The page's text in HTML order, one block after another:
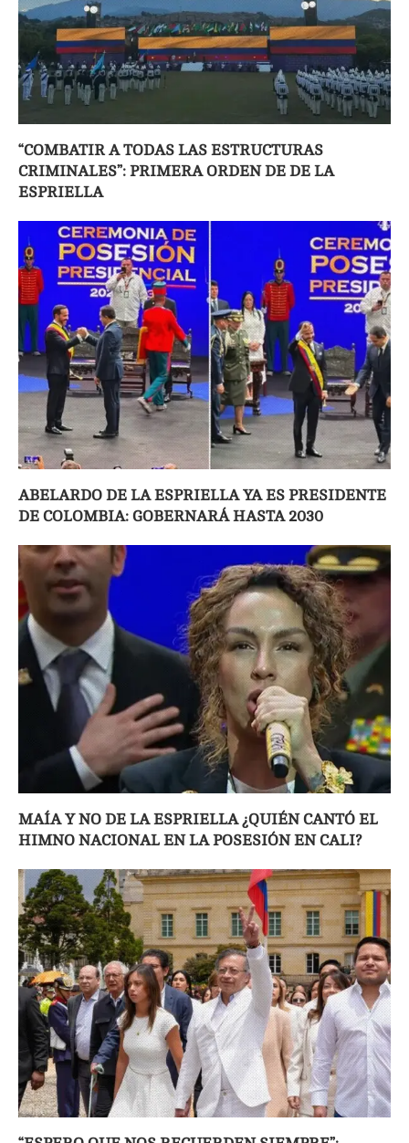
“COMBATIR A TODAS LAS ESTRUCTURAS
CRIMINALES”: PRIMERA ORDEN DE DE LA
ESPRIELLA
ABELARDO DE LA ESPRIELLA YA ES PRESIDENTE
DE COLOMBIA: GOBERNARÁ HASTA 2030
MAÍA Y NO DE LA ESPRIELLA ¿QUIÉN CANTÓ EL
HIMNO NACIONAL EN LA POSESIÓN EN CALI?